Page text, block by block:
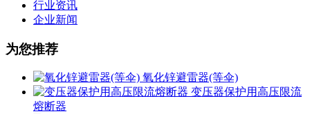
行业资讯
企业新闻
为您推荐
氧化锌避雷器(等伞)
变压器保护用高压限流
熔断器